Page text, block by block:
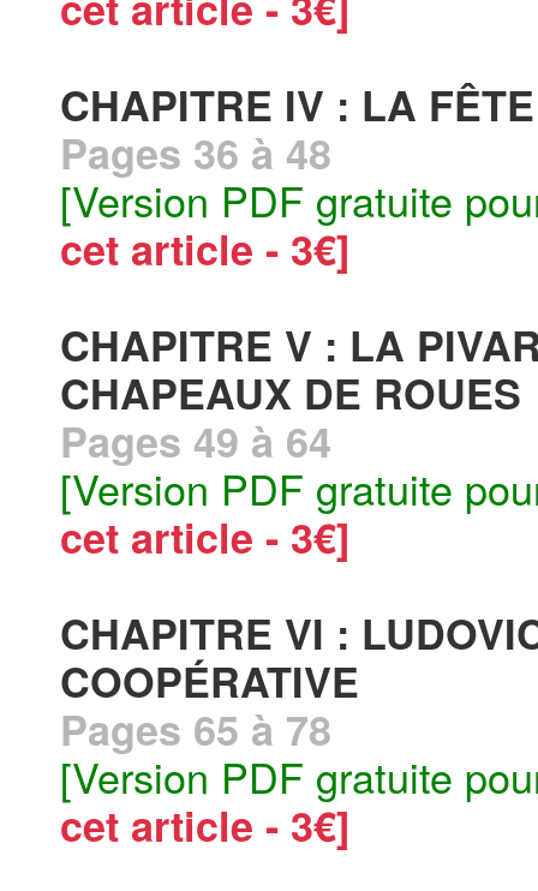
CHAPITRE IV : LA
Pages 36 à 48
[Version PDF gratuite
cet article - 3€]
CHAPITRE V : LA
CHAPEAUX DE ROUES
Pages 49 à 64
[Version PDF gratuite
cet article - 3€]
CHAPITRE VI :
COOPÉRATIVE
Pages 65 à 78
[Version PDF gratuite
cet article - 3€]